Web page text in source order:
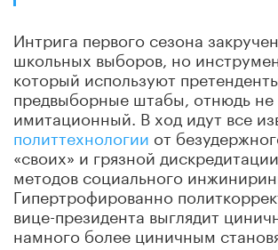
Интрига первого сезона
школьных выборов, но
который используют
предвыборные штабы, отнюдь не
имитационный. В ход идут все
политтехнологии от
«своих» и грязной
методов социального
Гипертрофированно
вице-президента выглядит
намного более циничным